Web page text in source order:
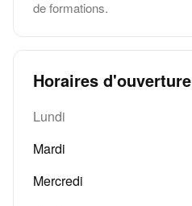
de formations. ​
Horaires d'ouverture
Lundi
Mardi
Mercredi